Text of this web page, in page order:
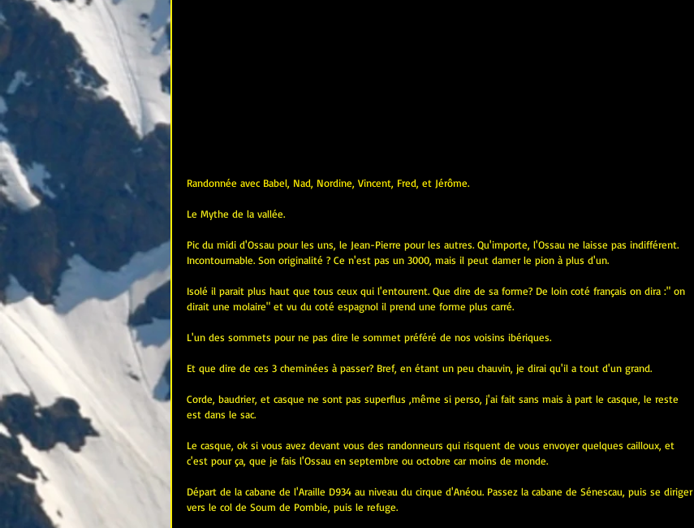
Randonnée avec Babel, Nad, Nordine, Vincent, Fred, et Jérôme.
Le Mythe de la vallée.
Pic du midi d'Ossau pour les uns, le Jean-Pierre pour les autres. Qu'importe, l'Ossau ne laisse pas indifférent.
Incontournable. Son originalité ? Ce n'est pas un 3000, mais il peut damer le pion à plus d'un.
Isolé il parait plus haut que tous ceux qui l'entourent. Que dire de sa forme? De loin coté français on dira :" on
dirait une molaire" et vu du coté espagnol il prend une forme plus carré.
L'un des sommets pour ne pas dire le sommet préféré de nos voisins ibériques.
Et que dire de ces 3 cheminées à passer? Bref, en étant un peu chauvin, je dirai qu'il a tout d'un grand.
Corde, baudrier, et casque ne sont pas superflus ,même si perso, j'ai fait sans mais à part le casque, le reste
est dans le sac.
Le casque, ok si vous avez devant vous des randonneurs qui risquent de vous envoyer quelques cailloux, et
c'est pour ça, que je fais l'Ossau en septembre ou octobre car moins de monde.
Départ de la cabane de l'Araille D934 au niveau du cirque d'Anéou. Passez la cabane de Sénescau, puis se diriger
vers le col de Soum de Pombie, puis le refuge.